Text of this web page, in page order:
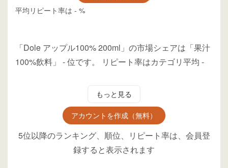
平均リピート率は - %
「Dole アップル100% 200ml」の市場シェアは「果汁
100%飲料」 -位です。 リピート率はカテゴリ平均 -
もっと見る
アカウントを作成（無料）
5位以降のランキング、順位、リピート率は、会員登
録すると表示されます